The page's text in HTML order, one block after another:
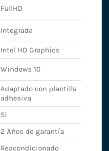
FullHD
Integrada
Intel HD Graphics
Windows 10
Adaptado con plantilla
adhesiva
Si
2 Años de garantía
Reacondicionado